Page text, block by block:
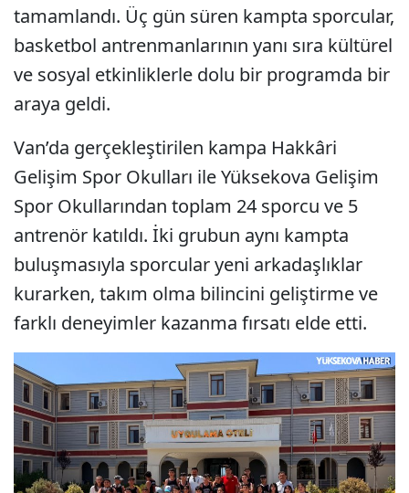
tamamlandı. Üç gün süren kampta sporcular,
basketbol antrenmanlarının yanı sıra kültürel
ve sosyal etkinliklerle dolu bir programda bir
araya geldi.
Van’da gerçekleştirilen kampa Hakkâri
Gelişim Spor Okulları ile Yüksekova Gelişim
Spor Okullarından toplam 24 sporcu ve 5
antrenör katıldı. İki grubun aynı kampta
buluşmasıyla sporcular yeni arkadaşlıklar
kurarken, takım olma bilincini geliştirme ve
farklı deneyimler kazanma fırsatı elde etti.